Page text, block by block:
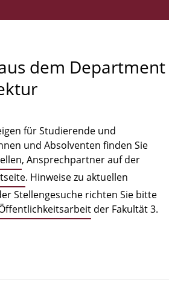
dem Department
für Studierende und
und Absolventen finden Sie
, Ansprechpartner auf der
. Hinweise zu aktuellen
Stellengesuche richten Sie bitte
der Fakultät 3.